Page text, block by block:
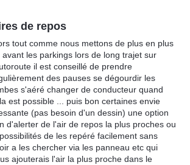
de repos
tout comme nous mettons de plus en plus
avant les parkings lors de long trajet sur
il est conseillé de prendre
des pauses se dégourdir les
s'aéré changer de conducteur quand
est possible ... puis bon certaines envie
(pas besoin d'un dessin) une option
d'alerter de l'air de repos la plus proches ou
de les repéré facilement sans
a les chercher via les panneau etc qui
ajouterais l'air la plus proche dans le